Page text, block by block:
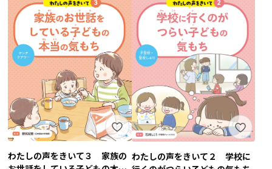
わたしの声をきいて３ 家族の わたしの声をきいて２ 学校に